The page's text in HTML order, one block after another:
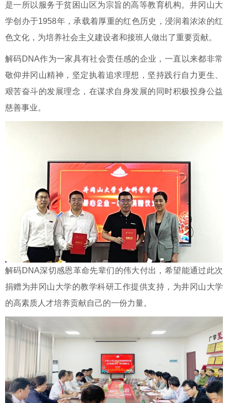
是一所以服务于贫困山区为宗旨的高等教育机构。井冈山大
学创办于1958年，承载着厚重的红色历史，浸润着浓浓的红
色文化，为培养社会主义建设者和接班人做出了重要贡献。
解码DNA作为一家具有社会责任感的企业，一直以来都非常
敬仰井冈山精神，坚定执着追求理想，坚持践行自力更生、
艰苦奋斗的发展理念，在谋求自身发展的同时积极投身公益
慈善事业。
解码DNA深切感恩革命先辈们的伟大付出，希望能通过此次
捐赠为井冈山大学的教学科研工作提供支持，为井冈山大学
的高素质人才培养贡献自己的一份力量。